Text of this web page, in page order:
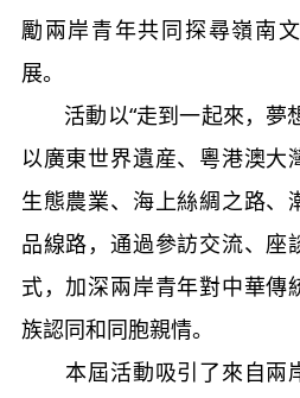
勵兩岸青年共同探尋嶺南
展。
活動以“走到一起來，夢
以廣東世界遺産、粵港澳大
生態農業、海上絲綢之路、
品線路，通過參訪交流、座
式，加深兩岸青年對中華傳
族認同和同胞親情。
本屆活動吸引了來自兩